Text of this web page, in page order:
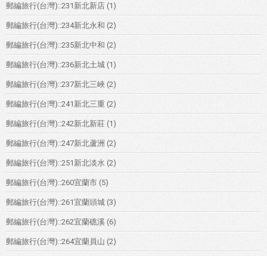
郵編旅行(台灣)::231新北新店 (1)
郵編旅行(台灣)::234新北永和 (2)
郵編旅行(台灣)::235新北中和 (2)
郵編旅行(台灣)::236新北土城 (1)
郵編旅行(台灣)::237新北三峽 (2)
郵編旅行(台灣)::241新北三重 (2)
郵編旅行(台灣)::242新北新莊 (1)
郵編旅行(台灣)::247新北蘆洲 (2)
郵編旅行(台灣)::251新北淡水 (2)
郵編旅行(台灣)::260宜蘭市 (5)
郵編旅行(台灣)::261宜蘭頭城 (3)
郵編旅行(台灣)::262宜蘭礁溪 (6)
郵編旅行(台灣)::264宜蘭員山 (2)